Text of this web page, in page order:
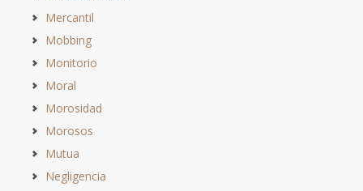
Mercantil
Mobbing
Monitorio
Moral
Morosidad
Morosos
Mutua
Negligencia